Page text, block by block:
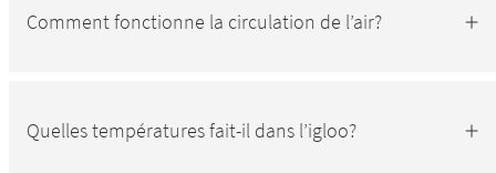
Comment fonctionne la circulation de l’air?
Quelles températures fait-il dans l’igloo?